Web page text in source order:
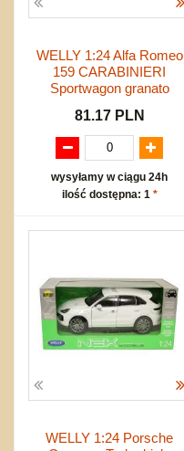
WELLY 1:24 Alfa Romeo
159 CARABINIERI
Sportwagon granato
81.17 PLN
wysyłamy w ciągu 24h
ilość dostępna: 1 *
WELLY 1:24 Porsche